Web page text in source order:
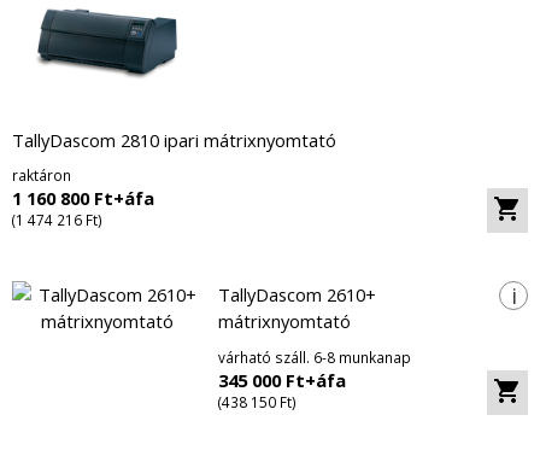
TallyDascom 2810 ipari mátrixnyomtató
raktáron
1 160 800 Ft+áfa
(1 474 216 Ft)
i
TallyDascom 2610+
mátrixnyomtató
várható száll. 6-8 munkanap
345 000 Ft+áfa
(438 150 Ft)